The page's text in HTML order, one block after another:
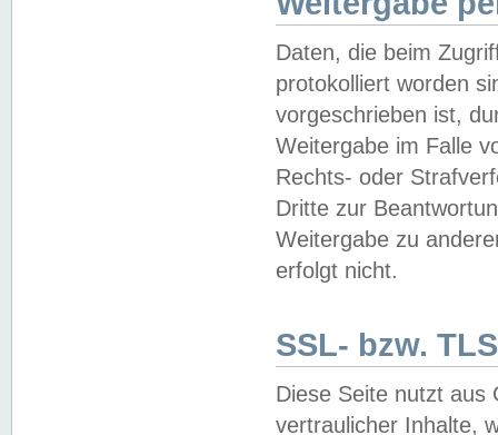
Daten, die beim
protokolliert worden
vorgeschrieben ist,
Weitergabe im Falle
Rechts- oder
Dritte zur
Weitergabe zu
erfolgt nicht.
SSL- bzw.
Diese Seite nutzt aus
vertraulicher Inhalte,